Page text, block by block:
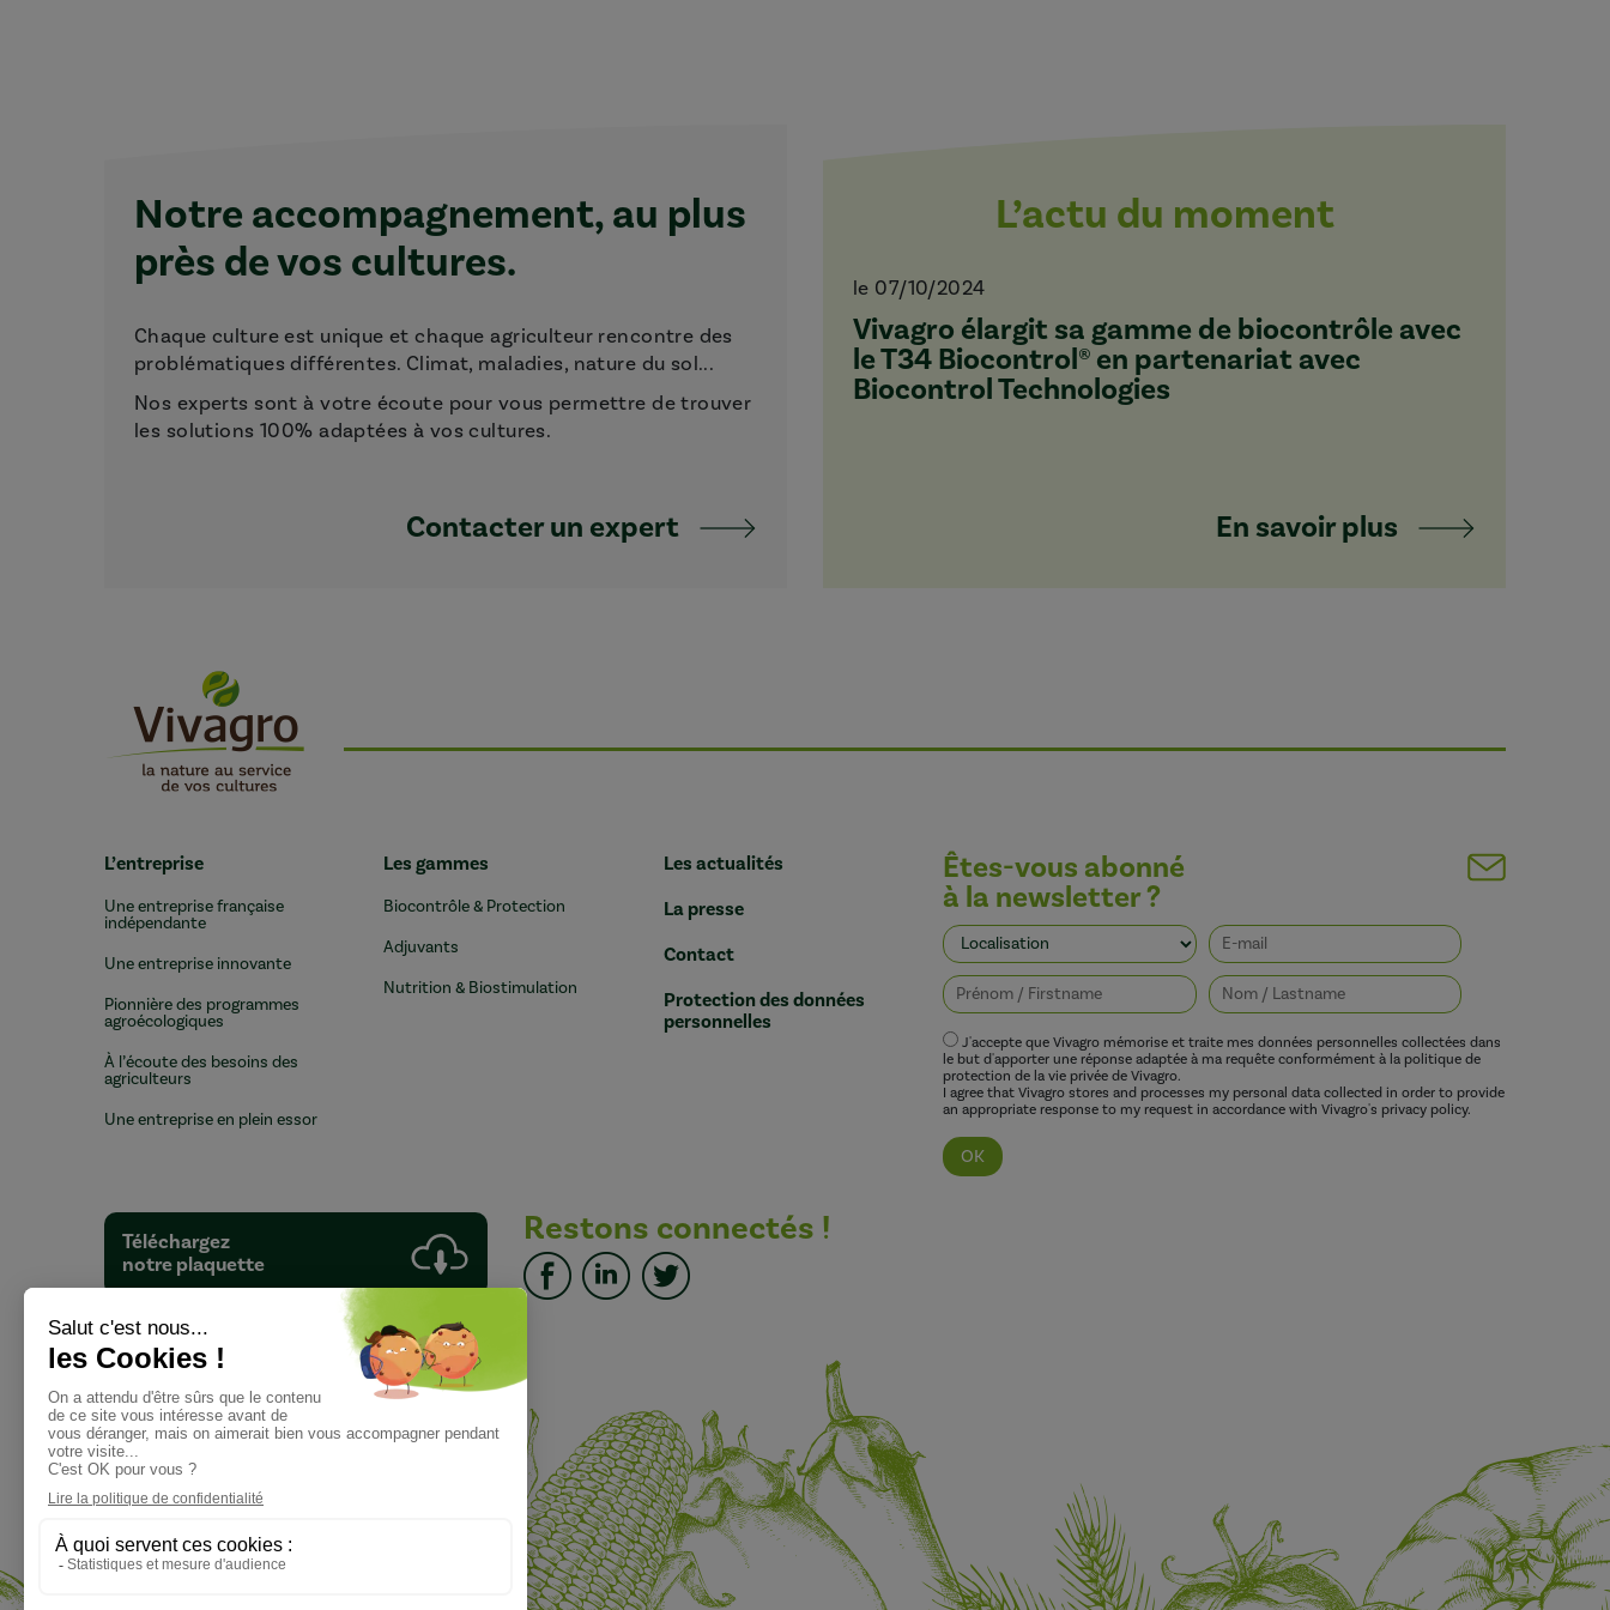
Notre accompagnement, au plus
près de vos cultures.
Chaque culture est unique et chaque agriculteur rencontre des
problématiques différentes. Climat, maladies, nature du sol...
Nos experts sont à votre écoute pour vous permettre de trouver
les solutions 100% adaptées à vos cultures.
Contacter un expert
L’actu du moment
le 07/10/2024
Vivagro élargit sa gamme de biocontrôle avec
le T34 Biocontrol® en partenariat avec
Biocontrol Technologies
En savoir plus
L’entreprise
Une entreprise française
indépendante
Une entreprise innovante
Pionnière des programmes
agroécologiques
À l’écoute des besoins des
agriculteurs
Une entreprise en plein essor
Les gammes
Biocontrôle & Protection
Adjuvants
Nutrition & Biostimulation
Les actualités
La presse
Contact
Protection des données
personnelles
Téléchargez
notre plaquette
Restons connectés !
Êtes-vous abonné
à la newsletter ?
J'accepte que Vivagro mémorise et traite mes données personnelles collectées dans
le but d'apporter une réponse adaptée à ma requête conformément à la politique de
protection de la vie privée de Vivagro.
I agree that Vivagro stores and processes my personal data collected in order to provide
an appropriate response to my request in accordance with Vivagro's privacy policy.